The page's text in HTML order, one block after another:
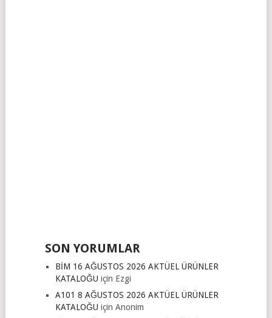
SON YORUMLAR
BİM 16 AĞUSTOS 2026 AKTÜEL ÜRÜNLER
KATALOĞU için Ezgi
A101 8 AĞUSTOS 2026 AKTÜEL ÜRÜNLER
KATALOĞU için Anonim